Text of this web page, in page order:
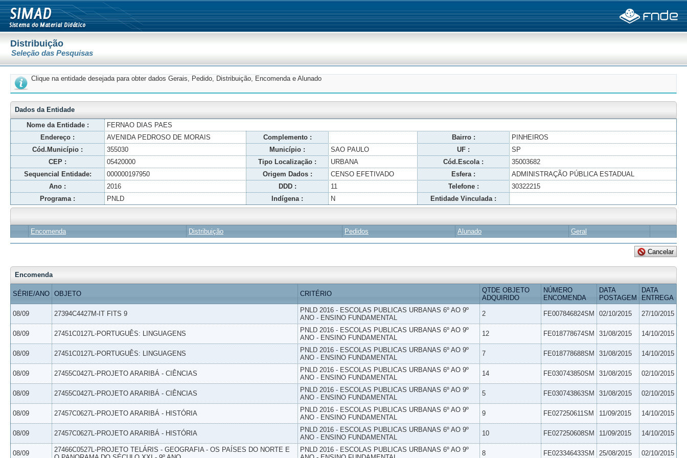
Distribuição
Seleção das Pesquisas
Clique na entidade desejada para obter dados Gerais, Pedido, Distribuição, Encomenda e Alunado
Dados da Entidade
Nome da Entidade :
FERNAO DIAS PAES
Endereço :
AVENIDA PEDROSO DE MORAIS Complemento : Bairro :
PINHEIROS
Cód.Município :
355030 Município : SAO PAULO UF :
SP
CEP :
05420000 Tipo Localização : URBANA Cód.Escola :
35003682
Sequencial Entidade:
000000197950 Origem Dados : CENSO EFETIVADO Esfera :
ADMINISTRAÇÃO PÚBLICA ESTADUAL
Ano :
2016 DDD : 11 Telefone :
30322215
Programa :
PNLD Indígena : N Entidade Vinculada :
Encomenda Distribuição Pedidos Alunado Geral
Encomenda
SÉRIE/ANO OBJETO CRITÉRIO
QTDE OBJETO
ADQUIRIDO
NÚMERO
ENCOMENDA
DATA
POSTAGEM
DATA
ENTREGA
08/09 27394C4427M-IT FITS 9
PNLD 2016 - ESCOLAS PUBLICAS URBANAS 6º AO 9º
ANO - ENSINO FUNDAMENTAL
2 FE007846824SM 02/10/2015 27/10/2015
08/09 27451C0127L-PORTUGUÊS: LINGUAGENS
PNLD 2016 - ESCOLAS PUBLICAS URBANAS 6º AO 9º
ANO - ENSINO FUNDAMENTAL
12 FE018778674SM 31/08/2015 14/10/2015
08/09 27451C0127L-PORTUGUÊS: LINGUAGENS
PNLD 2016 - ESCOLAS PUBLICAS URBANAS 6º AO 9º
ANO - ENSINO FUNDAMENTAL
7 FE018778688SM 31/08/2015 14/10/2015
08/09 27455C0427L-PROJETO ARARIBÁ - CIÊNCIAS
PNLD 2016 - ESCOLAS PUBLICAS URBANAS 6º AO 9º
ANO - ENSINO FUNDAMENTAL
14 FE030743850SM 31/08/2015 02/10/2015
08/09 27455C0427L-PROJETO ARARIBÁ - CIÊNCIAS
PNLD 2016 - ESCOLAS PUBLICAS URBANAS 6º AO 9º
ANO - ENSINO FUNDAMENTAL
5 FE030743863SM 31/08/2015 02/10/2015
08/09 27457C0627L-PROJETO ARARIBÁ - HISTÓRIA
PNLD 2016 - ESCOLAS PUBLICAS URBANAS 6º AO 9º
ANO - ENSINO FUNDAMENTAL
9 FE027250611SM 11/09/2015 14/10/2015
08/09 27457C0627L-PROJETO ARARIBÁ - HISTÓRIA
PNLD 2016 - ESCOLAS PUBLICAS URBANAS 6º AO 9º
ANO - ENSINO FUNDAMENTAL
10 FE027250608SM 11/09/2015 14/10/2015
08/09
27466C0527L-PROJETO TELÁRIS - GEOGRAFIA - OS PAÍSES DO NORTE E
PNLD 2016 - ESCOLAS PUBLICAS URBANAS 6º AO 9º
8 FE023346433SM 25/08/2015 02/10/2015